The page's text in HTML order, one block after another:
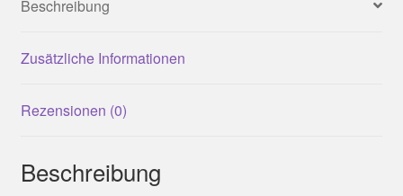
Beschreibung
Zusätzliche Informationen
Rezensionen (0)
Beschreibung